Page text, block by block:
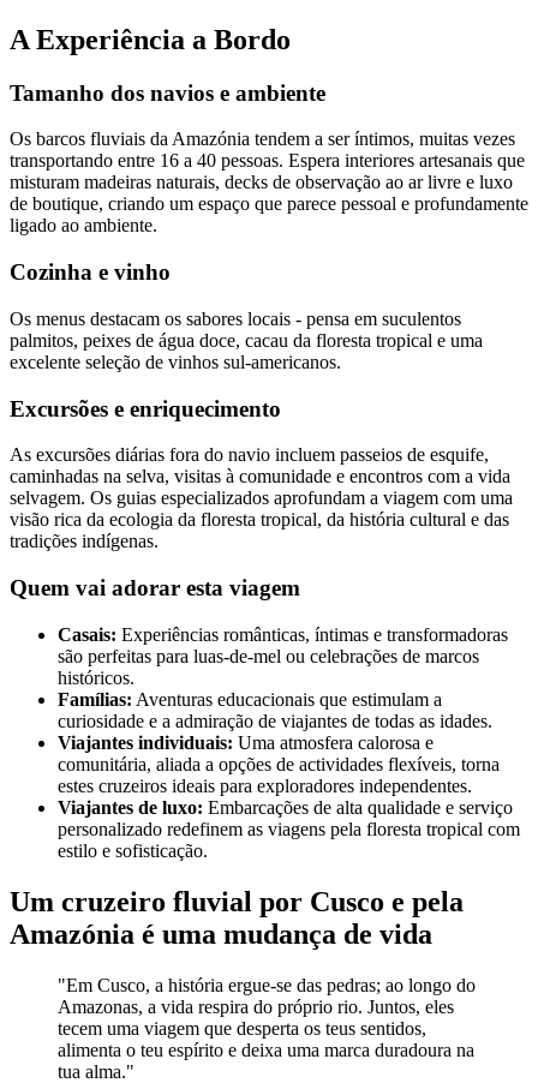
A Experiência a Bordo
Tamanho dos navios e ambiente
Os barcos fluviais da Amazónia tendem a ser íntimos, muitas vezes
transportando entre 16 a 40 pessoas. Espera interiores artesanais que
misturam madeiras naturais, decks de observação ao ar livre e luxo
de boutique, criando um espaço que parece pessoal e profundamente
ligado ao ambiente.
Cozinha e vinho
Os menus destacam os sabores locais - pensa em suculentos
palmitos, peixes de água doce, cacau da floresta tropical e uma
excelente seleção de vinhos sul-americanos.
Excursões e enriquecimento
As excursões diárias fora do navio incluem passeios de esquife,
caminhadas na selva, visitas à comunidade e encontros com a vida
selvagem. Os guias especializados aprofundam a viagem com uma
visão rica da ecologia da floresta tropical, da história cultural e das
tradições indígenas.
Quem vai adorar esta viagem
Casais: Experiências românticas, íntimas e transformadoras
são perfeitas para luas-de-mel ou celebrações de marcos
históricos.
Famílias: Aventuras educacionais que estimulam a
curiosidade e a admiração de viajantes de todas as idades.
Viajantes individuais: Uma atmosfera calorosa e
comunitária, aliada a opções de actividades flexíveis, torna
estes cruzeiros ideais para exploradores independentes.
Viajantes de luxo: Embarcações de alta qualidade e serviço
personalizado redefinem as viagens pela floresta tropical com
estilo e sofisticação.
Um cruzeiro fluvial por Cusco e pela
Amazónia é uma mudança de vida
"Em Cusco, a história ergue-se das pedras; ao longo do
Amazonas, a vida respira do próprio rio. Juntos, eles
tecem uma viagem que desperta os teus sentidos,
alimenta o teu espírito e deixa uma marca duradoura na
tua alma."